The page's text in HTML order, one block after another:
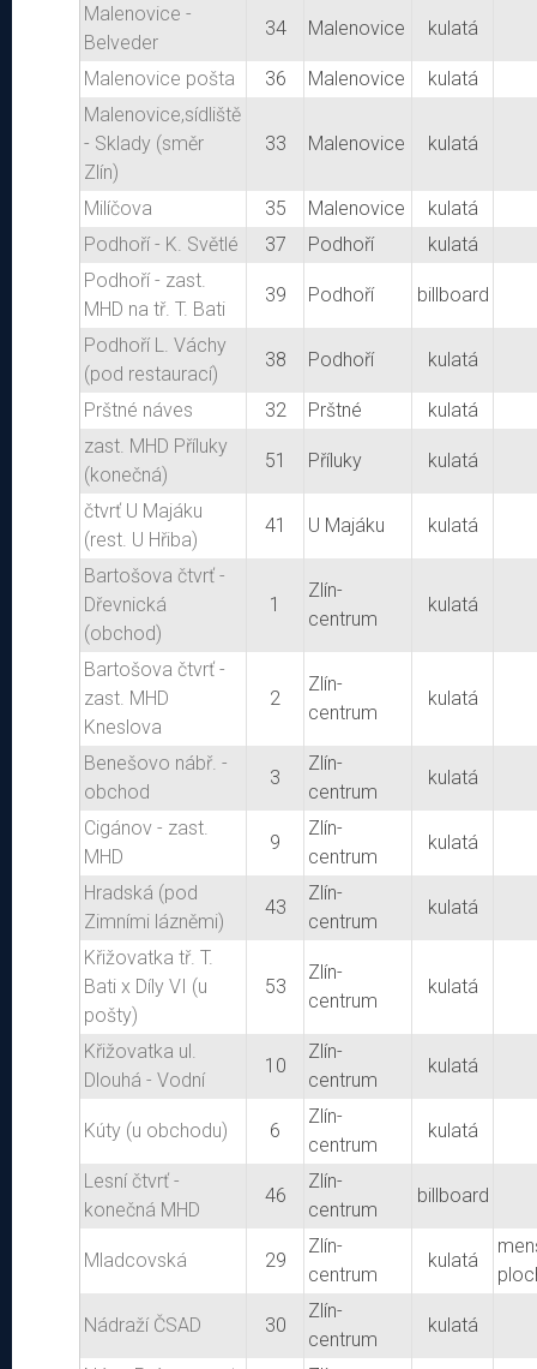
Malenovice -
Belveder
34 Malenovice kulatá
Malenovice pošta 36 Malenovice
kulatá
Malenovice,sídliště
- Sklady (směr
Zlín)
33 Malenovice kulatá
Milíčova 35 Malenovice
kulatá
Podhoří - K. Světlé
37 Podhoří
kulatá
Podhoří - zast.
MHD na tř. T. Bati
39 Podhoří billboard
Podhoří L. Váchy
(pod restaurací)
38 Podhoří kulatá
Prštné náves 32 Prštné
kulatá
zast. MHD Příluky
(konečná)
51 Příluky kulatá
čtvrť U Majáku
(rest. U Hřiba)
41 U Majáku kulatá
Bartošova čtvrť -
Dřevnická
(obchod)
1
Zlín-
centrum
kulatá
Bartošova čtvrť -
zast. MHD
Kneslova
2
Zlín-
centrum
kulatá
Benešovo nábř. -
obchod
3
Zlín-
centrum
kulatá
Cigánov - zast.
MHD
9
Zlín-
centrum
kulatá
Hradská (pod
Zimními lázněmi)
43
Zlín-
centrum
kulatá
Křižovatka tř. T.
Bati x Díly VI (u
pošty)
53
Zlín-
centrum
kulatá
Křižovatka ul.
Dlouhá - Vodní
10
Zlín-
centrum
kulatá
Kúty (u obchodu) 6
Zlín-
centrum
kulatá
Lesní čtvrť -
konečná MHD
46
Zlín-
centrum
billboard
Mladcovská 29
Zlín-
centrum
kulatá
Nádraží ČSAD 30
Zlín-
centrum
kulatá